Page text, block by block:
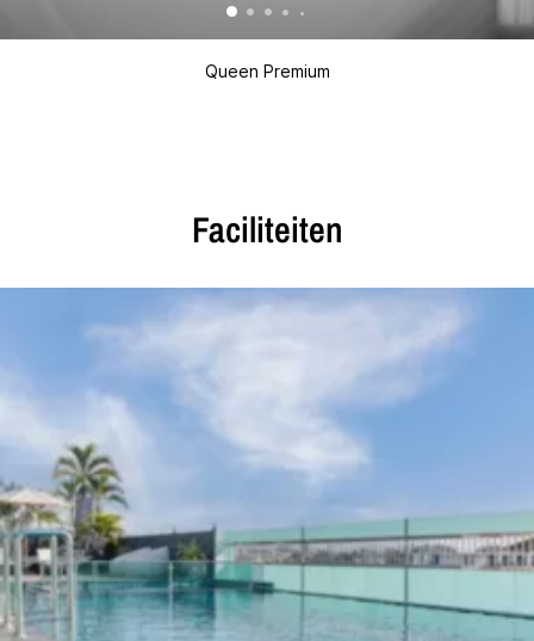
Queen Premium
Faciliteiten